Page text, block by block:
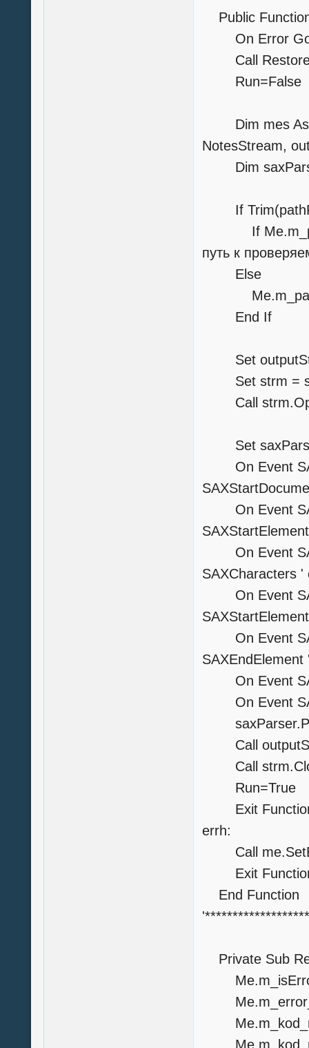
Public
On Error
Call
Dim mes As
NotesStream,
Dim
If
If
путь к
Else
End If
Set
Set strm =
Call
Set
On Event
On Event
SAXStartElement
On Event
SAXCharacters
On Event
On Event
SAXEndElement
On Event
On Event
Call
Call
Run=True
Exit
errh:
Call
Exit
End Function
Private Sub